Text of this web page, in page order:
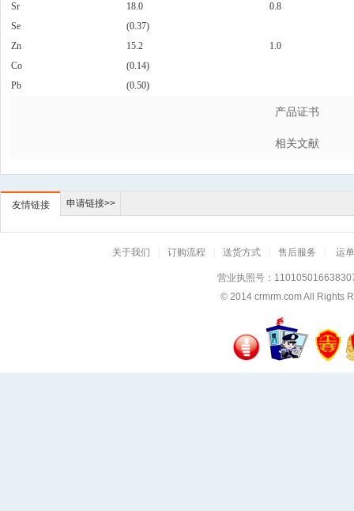
Sr
18.0
0.8
Se
(0.37)
Zn
15.2
1.0
Co
(0.14)
Pb
(0.50)
产品证书
相关文献
友情链接 申请链接>>
关于我们 订购流程 送货方式 售后服务 运
营业执照号：
© 2014 crmrm.comAll Rights